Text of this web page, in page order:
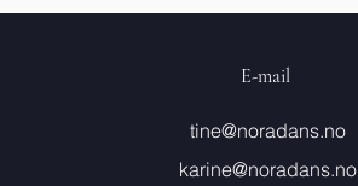
E-mail
tine@noradans.no
karine@noradans.no